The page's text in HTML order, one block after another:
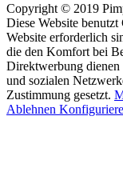
Copyright © 2019
Diese Website
Website erforderlich
die den Komfort bei
Direktwerbung dienen
und sozialen
Zustimmung gesetzt.
Ablehnen